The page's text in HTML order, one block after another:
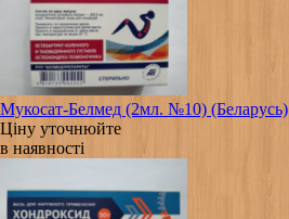
Мукосат-Белмед (2мл. №10) (Беларусь)
Ціну уточнюйте
в наявності